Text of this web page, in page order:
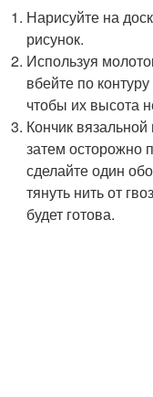
Нарисуйте на
рисунок.
Используя
вбейте по
чтобы их высота
Кончик
затем осторожно
сделайте один
тянуть нить от
будет готова.